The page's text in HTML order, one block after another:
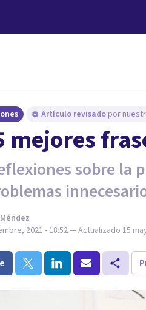
Artículo revisado por
mejores
sobre la
2021 - 18:52— Actualizado 15